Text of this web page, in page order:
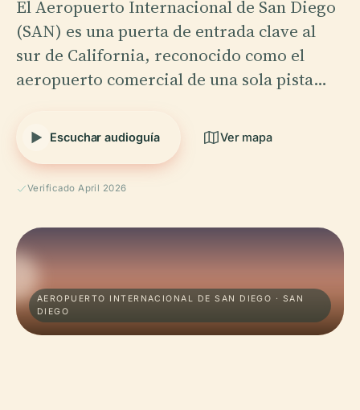
El Aeropuerto Internacional de San Diego
(SAN) es una puerta de entrada clave al
sur de California, reconocido como el
aeropuerto comercial de una sola pista…
Escuchar audioguía Ver mapa
Verificado April 2026
AEROPUERTO INTERNACIONAL DE SAN DIEGO · SAN
DIEGO